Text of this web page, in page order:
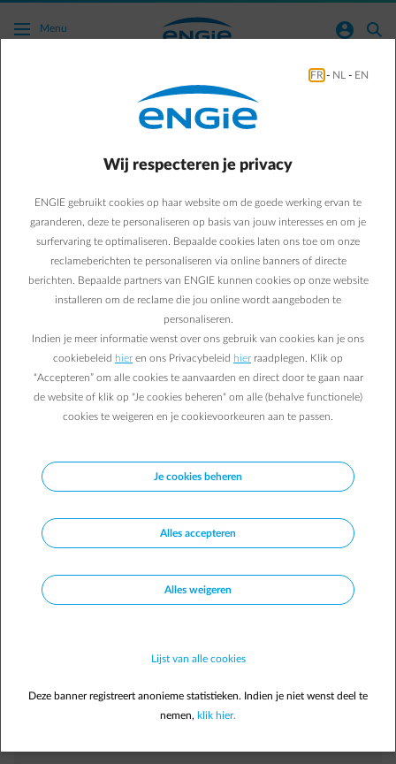
Ga naar de hoofdinhoud
Menu normal-account-circle search
Ik wil een laadpaal voor elektrische wagens
installeren. Wat moet ik doen?
kunt u uw aanvraag snel en eenvoudig online indienen via het
aanvraagformulier. Zodra wij uw aanvraag ontvangen, zullen we u
een offerte op maat bezorgen en u contacteren om de verdere
stappen te bespreken.
Klik op onderstaande knop om uw aanvraag in te dienen en een
vrijblijvende offerte te krijgen.
Vraag een offerte
Wenst u meer informatie over onze oplossingen? Bezoek dan
onze
aanbodpagina rond laadoplossingen
Veelgestelde vragen
Welke opleidingen bieden jullie aan?
Wat is de kostprijs van een opleiding?
Direct zelf regelen
FR - NL - EN
Wij respecteren je privacy
ENGIE gebruikt cookies op haar website om de goede werking ervan te
garanderen, deze te personaliseren op basis van jouw interesses en om je
surfervaring te optimaliseren. Bepaalde cookies laten ons toe om onze
reclameberichten te personaliseren via online banners of directe
berichten. Bepaalde partners van ENGIE kunnen cookies op onze website
installeren om de reclame die jou online wordt aangeboden te
personaliseren.
Indien je meer informatie wenst over ons gebruik van cookies kan je ons
cookiebeleid hier en ons Privacybeleid hier raadplegen. Klik op
“Accepteren” om alle cookies te aanvaarden en direct door te gaan naar
de website of klik op "Je cookies beheren" om alle (behalve functionele)
cookies te weigeren en je cookievoorkeuren aan te passen.
Je cookies beheren
Alles accepteren
Alles weigeren
Lijst van alle cookies
Deze banner registreert anonieme statistieken. Indien je niet wenst deel te
nemen, klik hier.